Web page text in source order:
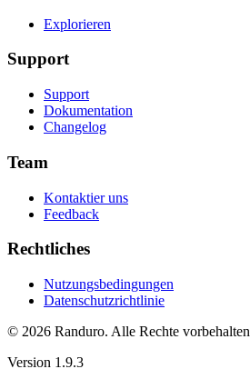
Explorieren
Support
Support
Dokumentation
Changelog
Team
Kontaktier uns
Feedback
Rechtliches
Nutzungsbedingungen
Datenschutzrichtlinie
© 2026 Randuro. Alle Rechte vorbehalten
Version 1.9.3